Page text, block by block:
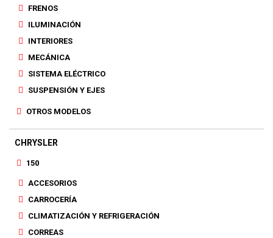
FRENOS
ILUMINACIÓN
INTERIORES
MECÁNICA
SISTEMA ELÉCTRICO
SUSPENSIÓN Y EJES
OTROS MODELOS
CHRYSLER
150
ACCESORIOS
CARROCERÍA
CLIMATIZACIÓN Y REFRIGERACIÓN
CORREAS